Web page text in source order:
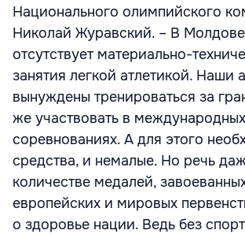
Национального олимпийского
Николай Журавский. – В
отсутствует материально-
занятия легкой атлетикой. Наши
вынуждены тренироваться за
же участвовать в международных
соревнованиях. А для этого
средства, и немалые. Но речь
количестве медалей,
европейских и мировых
о здоровье нации. Ведь без